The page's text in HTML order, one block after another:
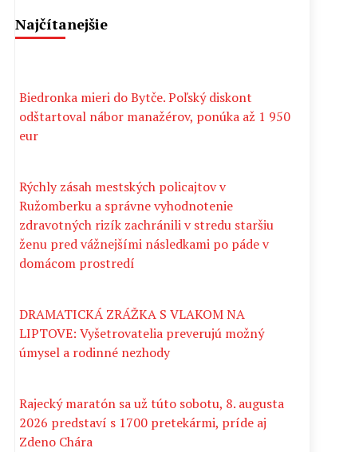
Najčítanejšie
Biedronka mieri do Bytče. Poľský diskont
odštartoval nábor manažérov, ponúka až 1 950
eur
Rýchly zásah mestských policajtov v
Ružomberku a správne vyhodnotenie
zdravotných rizík zachránili v stredu staršiu
ženu pred vážnejšími následkami po páde v
domácom prostredí
DRAMATICKÁ ZRÁŽKA S VLAKOM NA
LIPTOVE: Vyšetrovatelia preverujú možný
úmysel a rodinné nezhody
Rajecký maratón sa už túto sobotu, 8. augusta
2026 predstaví s 1700 pretekármi, príde aj
Zdeno Chára